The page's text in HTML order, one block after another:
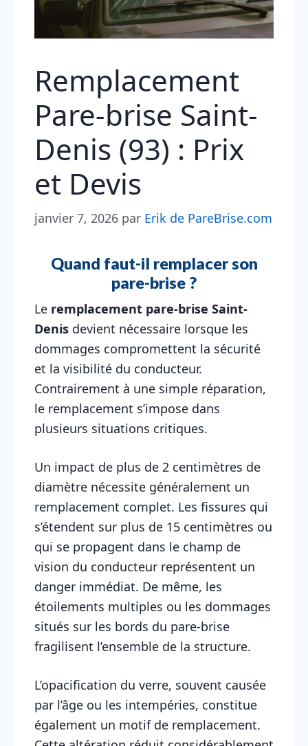
Remplacement
Pare-brise Saint-
Denis (93) : Prix
et Devis
janvier 7, 2026 par Erik de PareBrise.com
Quand faut-il remplacer son
pare-brise ?
Le remplacement pare-brise Saint-
Denis devient nécessaire lorsque les
dommages compromettent la sécurité
et la visibilité du conducteur.
Contrairement à une simple réparation,
le remplacement s’impose dans
plusieurs situations critiques.
Un impact de plus de 2 centimètres de
diamètre nécessite généralement un
remplacement complet. Les fissures qui
s’étendent sur plus de 15 centimètres ou
qui se propagent dans le champ de
vision du conducteur représentent un
danger immédiat. De même, les
étoilements multiples ou les dommages
situés sur les bords du pare-brise
fragilisent l’ensemble de la structure.
L’opacification du verre, souvent causée
par l’âge ou les intempéries, constitue
également un motif de remplacement.